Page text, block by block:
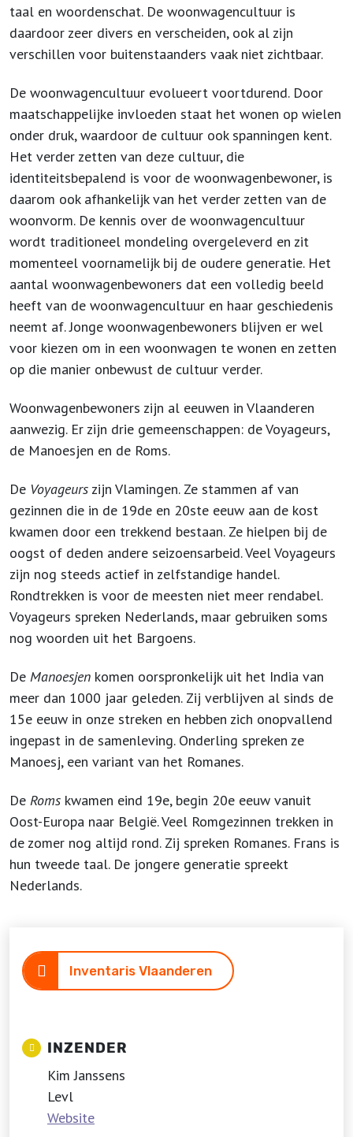
taal en woordenschat. De woonwagencultuur is
daardoor zeer divers en verscheiden, ook al zijn
verschillen voor buitenstaanders vaak niet zichtbaar.
De woonwagencultuur evolueert voortdurend. Door
maatschappelijke invloeden staat het wonen op wielen
onder druk, waardoor de cultuur ook spanningen kent.
Het verder zetten van deze cultuur, die
identiteitsbepalend is voor de woonwagenbewoner, is
daarom ook afhankelijk van het verder zetten van de
woonvorm. De kennis over de woonwagencultuur
wordt traditioneel mondeling overgeleverd en zit
momenteel voornamelijk bij de oudere generatie. Het
aantal woonwagenbewoners dat een volledig beeld
heeft van de woonwagencultuur en haar geschiedenis
neemt af. Jonge woonwagenbewoners blijven er wel
voor kiezen om in een woonwagen te wonen en zetten
op die manier onbewust de cultuur verder.
Woonwagenbewoners zijn al eeuwen in Vlaanderen
aanwezig. Er zijn drie gemeenschappen: de Voyageurs,
de Manoesjen en de Roms.
De Voyageurs zijn Vlamingen. Ze stammen af van
gezinnen die in de 19de en 20ste eeuw aan de kost
kwamen door een trekkend bestaan. Ze hielpen bij de
oogst of deden andere seizoensarbeid. Veel Voyageurs
zijn nog steeds actief in zelfstandige handel.
Rondtrekken is voor de meesten niet meer rendabel.
Voyageurs spreken Nederlands, maar gebruiken soms
nog woorden uit het Bargoens.
De Manoesjen komen oorspronkelijk uit het India van
meer dan 1000 jaar geleden. Zij verblijven al sinds de
15e eeuw in onze streken en hebben zich onopvallend
ingepast in de samenleving. Onderling spreken ze
Manoesj, een variant van het Romanes.
De Roms kwamen eind 19e, begin 20e eeuw vanuit
Oost-Europa naar België. Veel Romgezinnen trekken in
de zomer nog altijd rond. Zij spreken Romanes. Frans is
hun tweede taal. De jongere generatie spreekt
Nederlands.
Inventaris Vlaanderen
INZENDER
Kim Janssens
Levl
Website